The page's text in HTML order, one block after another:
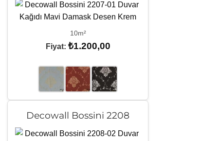
10m²
Fiyat: ₺1.200,00
Decowall Bossini 2208